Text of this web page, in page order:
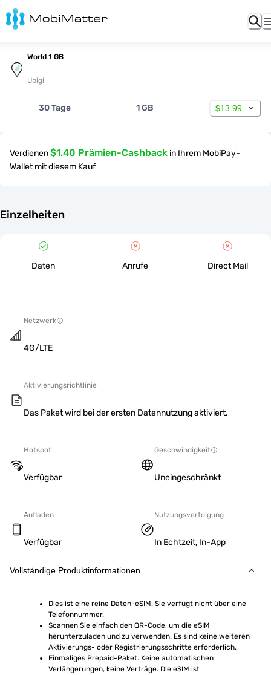
World 1 GB
Ubigi
30 Tage 1 GB $13.99
Verdienen$1.40 Prämien-Cashback in Ihrem MobiPay-
Wallet mit diesem Kauf
Einzelheiten
Daten Anrufe Direct Mail
Netzwerk
4G/LTE
Aktivierungsrichtlinie
Das Paket wird bei der ersten Datennutzung aktiviert.
Hotspot
Verfügbar
Geschwindigkeit
Uneingeschränkt
Aufladen
Verfügbar
Nutzungsverfolgung
In Echtzeit, In-App
Vollständige Produktinformationen
Dies ist eine reine Daten-eSIM. Sie verfügt nicht über eine
Telefonnummer.
Scannen Sie einfach den QR-Code, um die eSIM
herunterzuladen und zu verwenden. Es sind keine weiteren
Aktivierungs- oder Registrierungsschritte erforderlich.
Einmaliges Prepaid-Paket. Keine automatischen
Verlängerungen, keine Verträge. Die eSIM ist